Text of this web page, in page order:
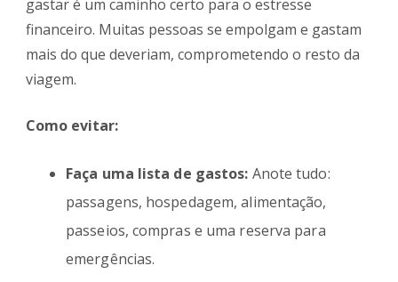
gastar é um caminho certo para o estresse
financeiro. Muitas pessoas se empolgam e gastam
mais do que deveriam, comprometendo o resto da
viagem.
Como evitar:
Faça uma lista de gastos: Anote tudo:
passagens, hospedagem, alimentação,
passeios, compras e uma reserva para
emergências.